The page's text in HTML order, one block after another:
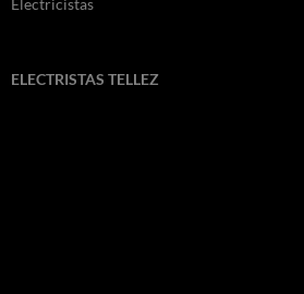
ELECTRISTAS TELLEZ